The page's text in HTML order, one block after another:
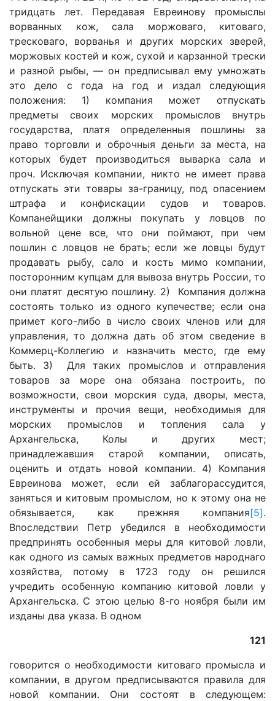
тридцать лет. Передавая Евреинову промыслы
ворванных кож, сала моржоваго, китоваго,
тресковаго, ворванья и других морских зверей,
моржовых костей и кож, сухой и карзанной трески
и разной рыбы, — он предписывал ему умножать
это дело с года на год и издал следующия
положения: 1) компания может отпускать
предметы своих морских промыслов внутрь
государства, платя определенныя пошлины за
право торговли и оброчныя деньги за места, на
которых будет производиться выварка сала и
проч. Исключая компании, никто не имеет права
отпускать эти товары за-границу, под опасением
штрафа и конфискации судов и товаров.
Компанейщики должны покупать у ловцов по
вольной цене все, что они поймают, при чем
пошлин с ловцов не брать; если же ловцы будут
продавать рыбу, сало и кость мимо компании,
посторонним купцам для вывоза внутрь России, то
они платят десятую пошлину. 2) Компания должна
состоять только из одного купечестве; если она
примет кого-либо в число своих членов или для
управления, то должна дать об этом сведение в
Коммерц-Коллегию и назначить место, где ему
быть. 3) Для таких промыслов и отправления
товаров за море она обязана построить, по
возможности, свои морския суда, дворы, места,
инструменты и прочия вещи, необходимыя для
морских промыслов и топления сала у
Архангельска, Колы и других мест;
принадлежавшия старой компании, описать,
оценить и отдать новой компании. 4) Компания
Евреинова может, если ей заблагорассудится,
заняться и китовым промыслом, но к этому она не
обязывается, как прежняя компания[5].
Впоследствии Петр убедился в необходимости
предпринять особенныя меры для китовой ловли,
как одного из самых важных предметов народнаго
хозяйства, потому в 1723 году он решился
учредить особенную компанию китовой ловли у
Архангельска. С этою целью 8-го ноября были им
изданы два указа. В одном
121
говорится о необходимости китоваго промысла и
компании, в другом предписываются правила для
новой компании. Они состоят в следующем: